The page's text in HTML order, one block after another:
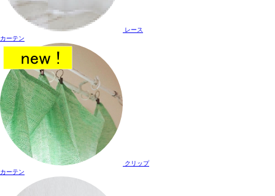
レース
カーテン
クリップ
カーテン